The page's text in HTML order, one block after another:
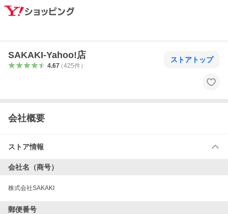
SAKAKI-Yahoo!店
4.67（425件）
ストアトップ
会社概要
ストア情報
会社名（商号）
株式会社SAKAKI
郵便番号